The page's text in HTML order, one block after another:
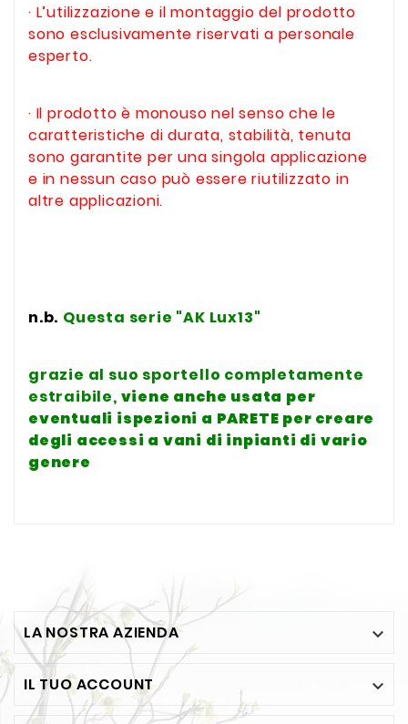
· L’utilizzazione e il montaggio del prodotto
sono esclusivamente riservati a personale
esperto.
· Il prodotto è monouso nel senso che le
caratteristiche di durata, stabilità, tenuta
sono garantite per una singola applicazione
e in nessun caso può essere riutilizzato in
altre applicazioni.
n.b. Questa serie "AK Lux13"
grazie al suo sportello completamente
estraibile, viene anche usata per
eventuali ispezioni a PARETE per creare
degli accessi a vani di inpianti di vario
genere
LA NOSTRA AZIENDA 
IL TUO ACCOUNT 